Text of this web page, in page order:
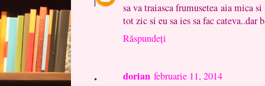
sa va traiasca frumusetea aia mica
tot zic si eu sa ies sa fac cateva..dar
Răspundeți
dorian februarie 11, 2014